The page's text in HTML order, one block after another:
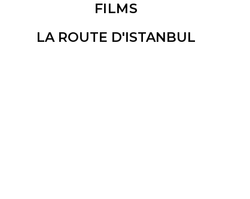
FILMS
LA ROUTE D'ISTANBUL